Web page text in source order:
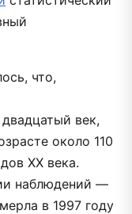
что,
век,
около 110
XX века.
наблюдений —
в 1997 году